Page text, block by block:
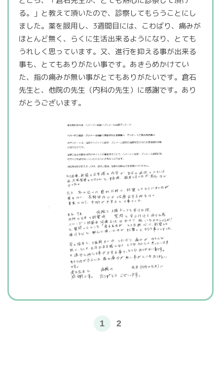
る。」と教えて頂いたので、診察してもらうことにし
ました。薬を服用し、3週間目には、こわばり、痛みが
ほとんど無く、らくに生活出来るようになり、とても
うれしく思っています。又、進行を抑える事が出来る
事も、とてもありがたい事です。あきらめかけてい
た、指の痛みが無い事がとてもありがたいです。倉石
先生と、他院の先生（内科の先生）に感謝です。あり
がとうございます。
1 2